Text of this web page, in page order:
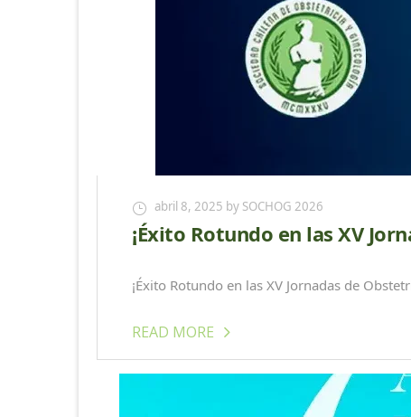
abril 8, 2025 by SOCHOG 2026
¡Éxito Rotundo en las XV
¡Éxito Rotundo en las XV Jornadas de
READ MORE